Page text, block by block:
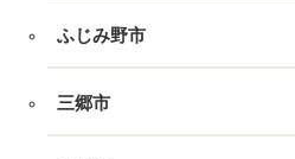
ふじみ野市
三郷市